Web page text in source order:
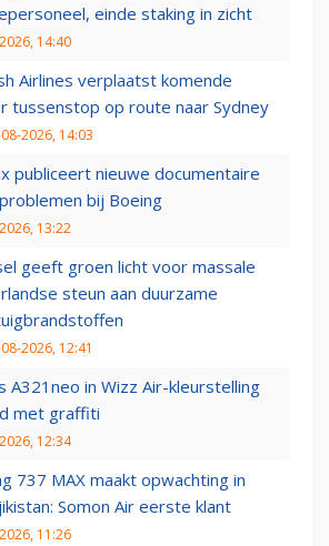
einde staking in zicht
14:40
Airlines verplaatst komende
tussenstop op route naar Sydney
2026, 14:03
publiceert nieuwe documentaire
bij Boeing
13:22
geeft groen licht voor massale
steun aan duurzame
2026, 12:41
A321neo in Wizz Air-kleurstelling
met graffiti
12:34
737 MAX maakt opwachting in
Somon Air eerste klant
11:26